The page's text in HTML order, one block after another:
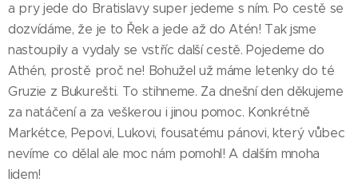
a pry jede do Bratislavy super jedeme s ním. Po cestě se
dozvídáme, že je to Řek a jede až do Atén! Tak jsme
nastoupily a vydaly se vstříc další cestě. Pojedeme do
Athén, prostě proč ne! Bohužel už máme letenky do té
Gruzie z Bukurešti. To stihneme. Za dnešní den děkujeme
za natáčení a za veškerou i jinou pomoc. Konkrétně
Markétce, Pepovi, Lukovi, fousatému pánovi, který vůbec
nevíme co dělal ale moc nám pomohl! A dalším mnoha
lidem!